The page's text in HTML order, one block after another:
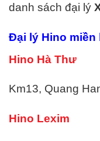
danh sách đại lý
Đại lý Hino miền
Hino Hà Thư
Km13, Quang
Hino Lexim